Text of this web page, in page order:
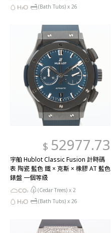
(Bath Tubs) x 26
$ 52977.73
宇舶 Hublot Classic Fusion 計時碼
表 陶瓷 藍色 鐵 × 克斯 × 橡膠 AT 藍色
錶盤 一個等級
(Cedar Trees) x 2
(Bath Tubs) x 26